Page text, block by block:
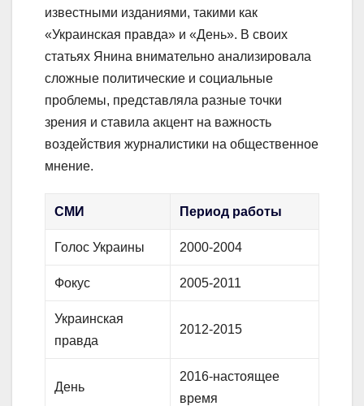
известными изданиями, такими как
«Украинская правда» и «День». В своих
статьях Янина внимательно анализировала
сложные политические и социальные
проблемы, представляла разные точки
зрения и ставила акцент на важность
воздействия журналистики на общественное
мнение.
СМИ Период работы
Голос Украины 2000-2004
Фокус 2005-2011
Украинская
правда
2012-2015
День
2016-настоящее
время